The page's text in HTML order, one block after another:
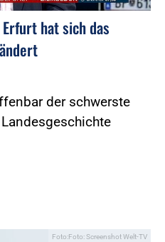
hat sich das
der schwerste
Foto:Foto: Screenshot Welt-TV